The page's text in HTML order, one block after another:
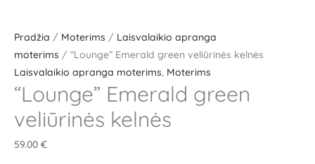
Pradžia / Moterims / Laisvalaikio apranga
moterims / “Lounge” Emerald green veliūrinės kelnės
Laisvalaikio apranga moterims, Moterims
“Lounge” Emerald green
veliūrinės kelnės
59.00 €